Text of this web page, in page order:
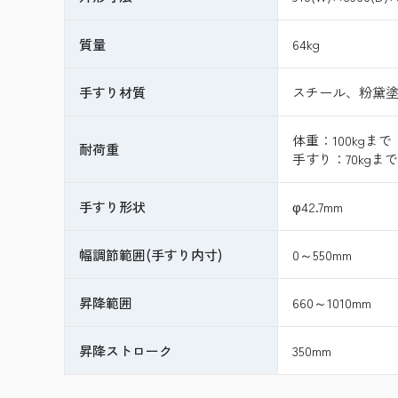
質量 64kg
手すり材質 スチール、粉黛
耐荷重
体重：100kgまで
手すり：70kgまで
手すり形状 φ42.7mm
幅調節範囲(手すり内寸) 0～550mm
昇降範囲 660～1010mm
昇降ストローク 350mm